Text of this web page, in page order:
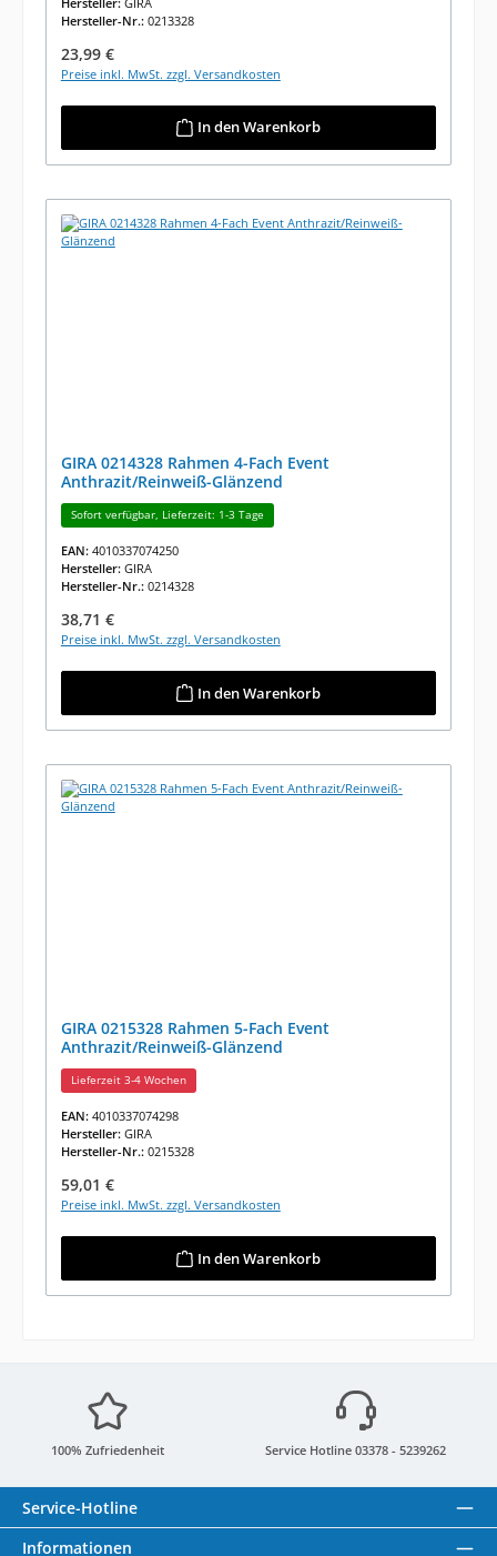
Hersteller-Nr.: 0213328
Regulärer Preis:
23,99 €
Preise inkl. MwSt. zzgl. Versandkosten
In den Warenkorb
GIRA 0214328 Rahmen 4-Fach Event
Anthrazit/Reinweiß-Glänzend
Sofort verfügbar, Lieferzeit: 1-3 Tage
EAN: 4010337074250
Hersteller: GIRA
Hersteller-Nr.: 0214328
Regulärer Preis:
38,71 €
Preise inkl. MwSt. zzgl. Versandkosten
In den Warenkorb
GIRA 0215328 Rahmen 5-Fach Event
Anthrazit/Reinweiß-Glänzend
Lieferzeit 3-4 Wochen
EAN: 4010337074298
Hersteller: GIRA
Hersteller-Nr.: 0215328
Regulärer Preis:
59,01 €
Preise inkl. MwSt. zzgl. Versandkosten
In den Warenkorb
100% Zufriedenheit Service Hotline 03378 - 5239262
Service-Hotline
Informationen